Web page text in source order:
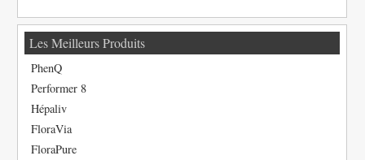
Les Meilleurs Produits
PhenQ
Performer 8
Hépaliv
FloraVia
FloraPure